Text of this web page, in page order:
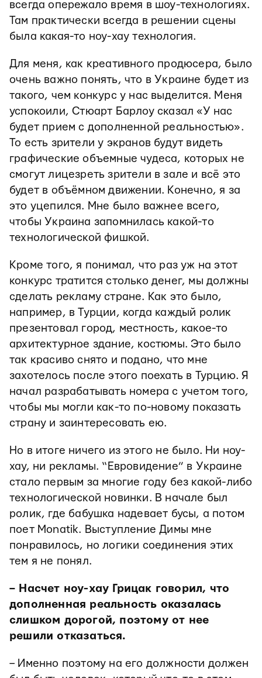
всегда опережало время в шоу-технологиях.
Там практически всегда в решении сцены
была какая-то ноу-хау технология.
Для меня, как креативного продюсера, было
очень важно понять, что в Украине будет из
такого, чем конкурс у нас выделится. Меня
успокоили, Стюарт Барлоу сказал «У нас
будет прием с дополненной реальностью».
То есть зрители у экранов будут видеть
графические объемные чудеса, которых не
смогут лицезреть зрители в зале и всё это
будет в объёмном движении. Конечно, я за
это уцепился. Мне было важнее всего,
чтобы Украина запомнилась какой-то
технологической фишкой.
Кроме того, я понимал, что раз уж на этот
конкурс тратится столько денег, мы должны
сделать рекламу стране. Как это было,
например, в Турции, когда каждый ролик
презентовал город, местность, какое-то
архитектурное здание, костюмы. Это было
так красиво снято и подано, что мне
захотелось после этого поехать в Турцию. Я
начал разрабатывать номера с учетом того,
чтобы мы могли как-то по-новому показать
страну и заинтересовать ею.
Но в итоге ничего из этого не было. Ни ноу-
хау, ни рекламы. “Евровидение” в Украине
стало первым за многие году без какой-либо
технологической новинки. В начале был
ролик, где бабушка надевает бусы, а потом
поет Monatik. Выступление Димы мне
понравилось, но логики соединения этих
тем я не понял.
– Насчет ноу-хау Грицак говорил, что
дополненная реальность оказалась
слишком дорогой, поэтому от нее
решили отказаться.
– Именно поэтому на его должности должен